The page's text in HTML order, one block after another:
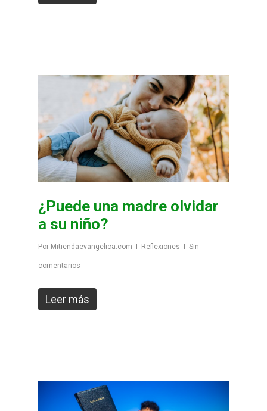
¿Puede una madre olvidar
a su niño?
Por Mitiendaevangelica.com Reflexiones Sin
comentarios
Leer más